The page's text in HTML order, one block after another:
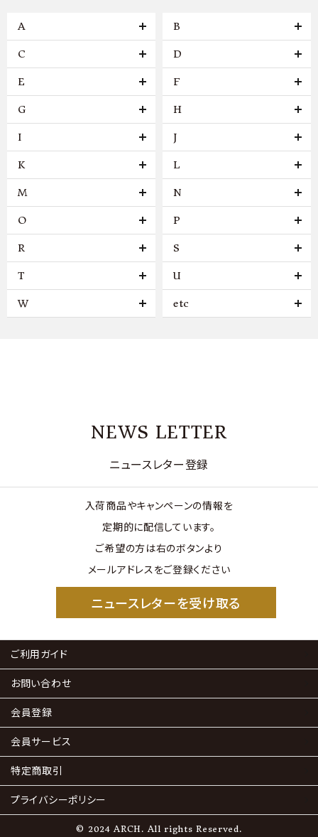
A B
C D
E F
G H
I J
K L
M N
O P
R S
T U
W etc
NEWS LETTER
ニュースレター登録
入荷商品やキャンペーンの情報を
定期的に配信しています。
ご希望の方は右のボタンより
メールアドレスをご登録ください
ニュースレターを受け取る
ご利用ガイド
お問い合わせ
会員登録
会員サービス
特定商取引
プライバシーポリシー
© 2024 ARCH. All rights Reserved.